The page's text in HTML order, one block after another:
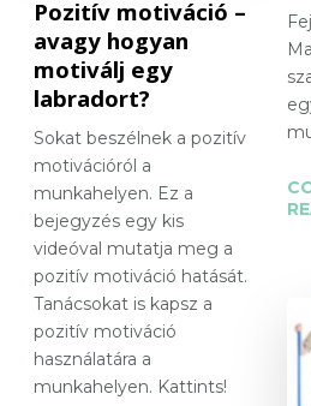
Pozitív motiváció –
avagy hogyan
motiválj egy
labradort?
Sokat beszélnek a pozitív
motivációról a
munkahelyen. Ez a
bejegyzés egy kis
videóval mutatja meg a
pozitív motiváció hatását.
Tanácsokat is kapsz a
pozitív motiváció
használatára a
munkahelyen. Kattints!